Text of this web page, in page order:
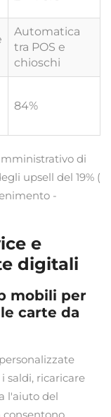
Automatica
tra POS e
chioschi
84%
di
upsell del 19% (
-
e
digitali
mobili per
carte da
saldi, ricaricare
l'aiuto del